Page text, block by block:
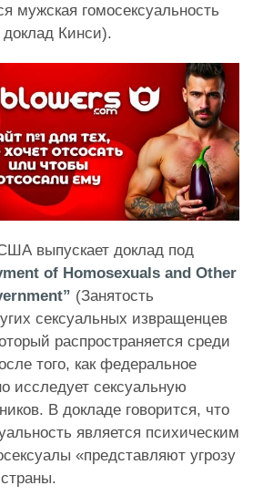
мужская гомосексуальность
доклад Кинси).
выпускает доклад под
of Homosexuals and Other
(Занятость
сексуальных извращенцев
распространяется среди
того, как федеральное
исследует сексуальную
В докладе говорится, что
является психическим
«представляют угрозу